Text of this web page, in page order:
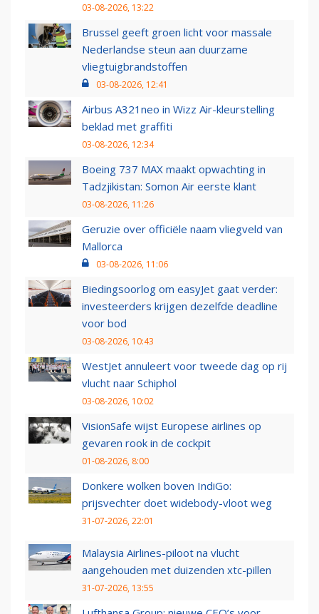
03-08-2026, 13:22
Brussel geeft groen licht voor massale
Nederlandse steun aan duurzame
vliegtuigbrandstoffen
03-08-2026, 12:41
Airbus A321neo in Wizz Air-kleurstelling
beklad met graffiti
03-08-2026, 12:34
Boeing 737 MAX maakt opwachting in
Tadzjikistan: Somon Air eerste klant
03-08-2026, 11:26
Geruzie over officiële naam vliegveld van
Mallorca
03-08-2026, 11:06
Biedingsoorlog om easyJet gaat verder:
investeerders krijgen dezelfde deadline
voor bod
03-08-2026, 10:43
WestJet annuleert voor tweede dag op rij
vlucht naar Schiphol
03-08-2026, 10:02
VisionSafe wijst Europese airlines op
gevaren rook in de cockpit
01-08-2026, 8:00
Donkere wolken boven IndiGo:
prijsvechter doet widebody-vloot weg
31-07-2026, 22:01
Malaysia Airlines-piloot na vlucht
aangehouden met duizenden xtc-pillen
31-07-2026, 13:55